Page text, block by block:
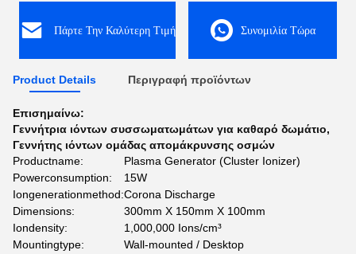
Πάρτε Την Καλύτερη Τιμή Συνομιλία Τώρα
Product Details Περιγραφή προϊόντων
Επισημαίνω:
Γεννήτρια ιόντων συσσωματωμάτων για καθαρό δωμάτιο,
Γεννήτης ιόντων ομάδας απομάκρυνσης οσμών
Productname:
Plasma Generator (Cluster Ionizer)
Powerconsumption:
15W
Iongenerationmethod:Corona Discharge
Dimensions:
300mm X 150mm X 100mm
Iondensity:
1,000,000 Ions/cm³
Mountingtype:
Wall-mounted / Desktop